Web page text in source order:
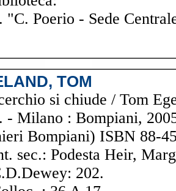
"C. Poerio - Sede
TOM
si chiude / Tom
- Milano : Bompiani,
Bompiani) ISBN 88-
sec.: Podesta Heir,
202.